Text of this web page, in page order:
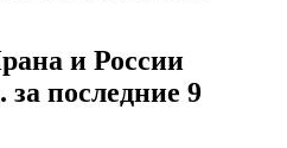
и России
последние 9